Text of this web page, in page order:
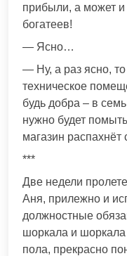
прибыли, а может и
богатеев!
— Ясно…
— Ну, а раз ясно, то
техническое
будь добра – в
нужно будет
магазин
***
Две недели
Аня, прилежно и
должностные
шоркала и
пола, прекрасно